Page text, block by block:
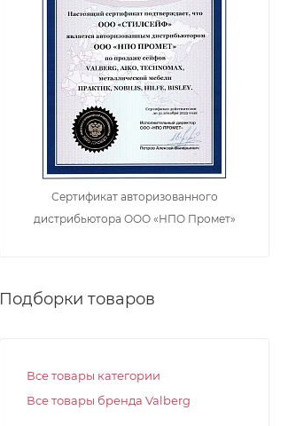
Сертификат авторизованного
дистрибьютора ООО «НПО Промет»
Подборки товаров
Все товары категории
Все товары бренда Valberg